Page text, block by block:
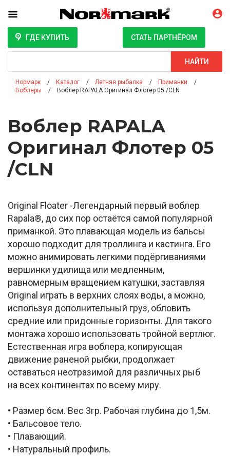
ГДЕ КУПИТЬ СТАТЬ ПАРТНЁРОМ
НАЙТИ
Нормарк Каталог Летняя рыбалка
Приманки
Воблеры
Воблер RAPALA Оригинал Флотер 05 /CLN
Воблер RAPALA
Оригинал Флотер 05
/CLN
Original Floater -Легендарный первый воблер
Rapala®, до сих пор остаётся самой популярной
приманкой. Это плавающая модель из бальсы
хорошо подходит для троллинга и кастинга. Его
можно анимировать легкими подёргиваниями
вершинки удилища или медленным,
равномерным вращением катушки, заставляя
Original играть в верхних слоях воды, а можно,
используя дополнительный груз, обловить
средние или придонные горизонты. Для такого
монтажа хорошо использовать тройной вертлюг.
Естественная игра воблера, копирующая
движение раненой рыбки, продолжает
оставаться неотразимой для различных рыб
на всех континентах по всему миру.
• Размер 6см. Вес 3гр. Рабочая глубина до 1,5м.
• Бальсовое тело.
• Плавающий.
• Натуральный профиль.